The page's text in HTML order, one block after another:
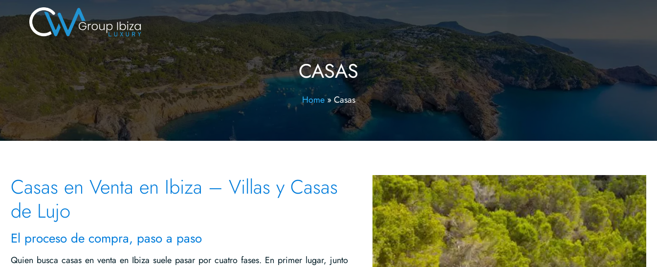
CASAS
Home»Casas
Casas en Venta en Ibiza – Villas y Casas
de Lujo
El proceso de compra, paso a paso
Quien busca casas en venta en Ibiza suele pasar por cuatro fases. En primer lugar, junto